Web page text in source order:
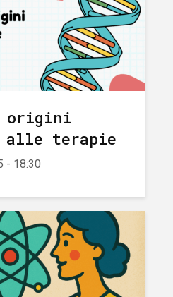
origini
terapie
- 18:30